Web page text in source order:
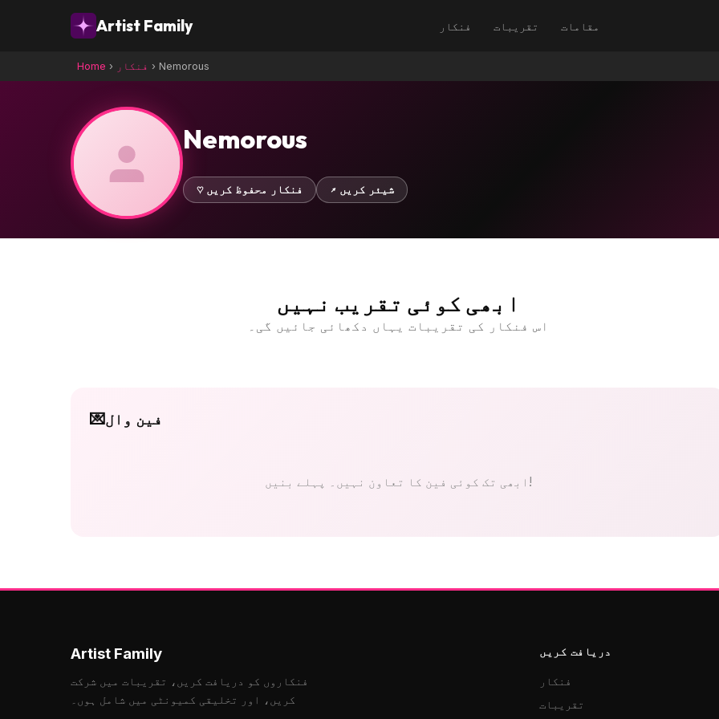
Artist Family فنکار تقریبات مقامات
Home › فنکار › Nemorous
Nemorous
♡ فنکار محفوظ کریں ↗ شیئر کریں
ابھی کوئی تقریب نہیں
اس فنکار کی تقریبات یہاں دکھائی جائیں گی۔
💌فین وال
ابھی تک کوئی فین کا تعاون نہیں۔ پہلے بنیں!
Artist Family
فنکاروں کو دریافت کریں، تقریبات میں شرکت
کریں، اور تخلیقی کمیونٹی میں شامل ہوں۔
دریافت کریں
فنکار
تقریبات